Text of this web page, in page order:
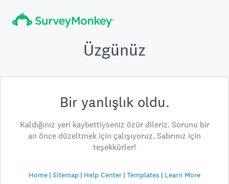
Üzgünüz
Bir yanlışlık oldu.
Kaldığınız yeri kaybettiyseniz özür dileriz. Sorunu bir
an önce düzeltmek için çalışıyoruz. Sabrınız için
teşekkürler!
Home Sitemap Help Center Templates Learn More